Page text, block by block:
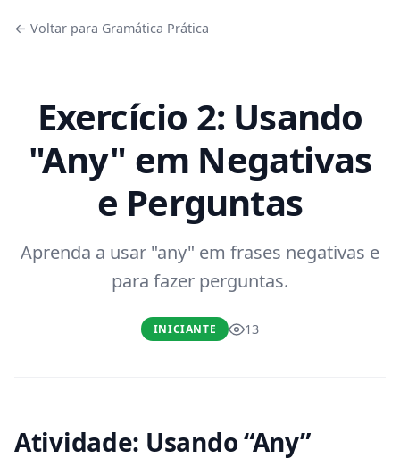
← Voltar para Gramática Prática
Exercício 2: Usando
"Any" em Negativas
e Perguntas
Aprenda a usar "any" em frases negativas e
para fazer perguntas.
INICIANTE 13
Atividade: Usando “Any”